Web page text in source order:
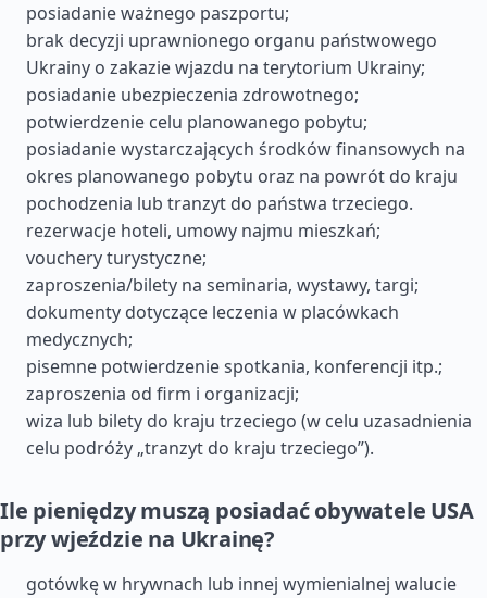
posiadanie ważnego paszportu;
brak decyzji uprawnionego organu państwowego
Ukrainy o zakazie wjazdu na terytorium Ukrainy;
posiadanie ubezpieczenia zdrowotnego;
potwierdzenie celu planowanego pobytu;
posiadanie wystarczających środków finansowych na
okres planowanego pobytu oraz na powrót do kraju
pochodzenia lub tranzyt do państwa trzeciego.
rezerwacje hoteli, umowy najmu mieszkań;
vouchery turystyczne;
zaproszenia/bilety na seminaria, wystawy, targi;
dokumenty dotyczące leczenia w placówkach
medycznych;
pisemne potwierdzenie spotkania, konferencji itp.;
zaproszenia od firm i organizacji;
wiza lub bilety do kraju trzeciego (w celu uzasadnienia
celu podróży „tranzyt do kraju trzeciego”).
Ile pieniędzy muszą posiadać obywatele USA
przy wjeździe na Ukrainę?
gotówkę w hrywnach lub innej wymienialnej walucie